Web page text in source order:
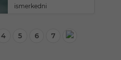
ismerkedni
4 5 6 7